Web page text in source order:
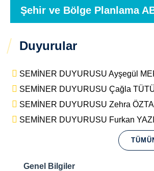
Şehir ve Bölge Planlama
Duyurular
SEMİNER DUYURUSU Ayşegül
SEMİNER DUYURUSU Çağla
SEMİNER DUYURUSU Zehra
SEMİNER DUYURUSU Furkan
Genel Bilgiler